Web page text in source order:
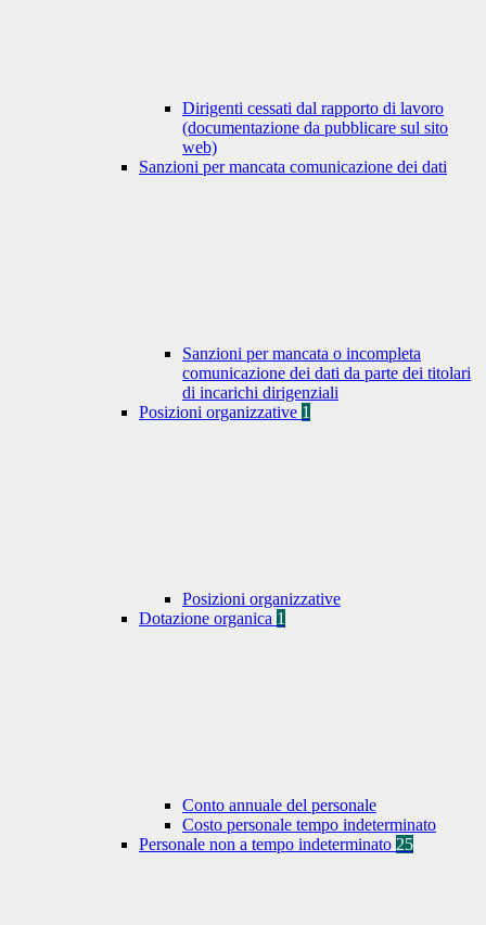
Dirigenti cessati dal rapporto di lavoro
(documentazione da pubblicare sul sito
web)
Sanzioni per mancata comunicazione dei dati
Sanzioni per mancata o incompleta
comunicazione dei dati da parte dei titolari
di incarichi dirigenziali
Posizioni organizzative 1
Posizioni organizzative
Dotazione organica 1
Conto annuale del personale
Costo personale tempo indeterminato
Personale non a tempo indeterminato 25